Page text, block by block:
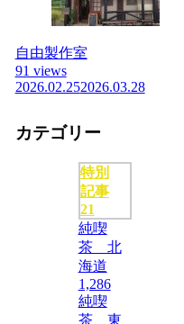
自由製作室
91 views
2026.02.252026.03.28
カテゴリー
特別
記事
21
純喫
茶 北
海道
1,286
純喫
茶 東